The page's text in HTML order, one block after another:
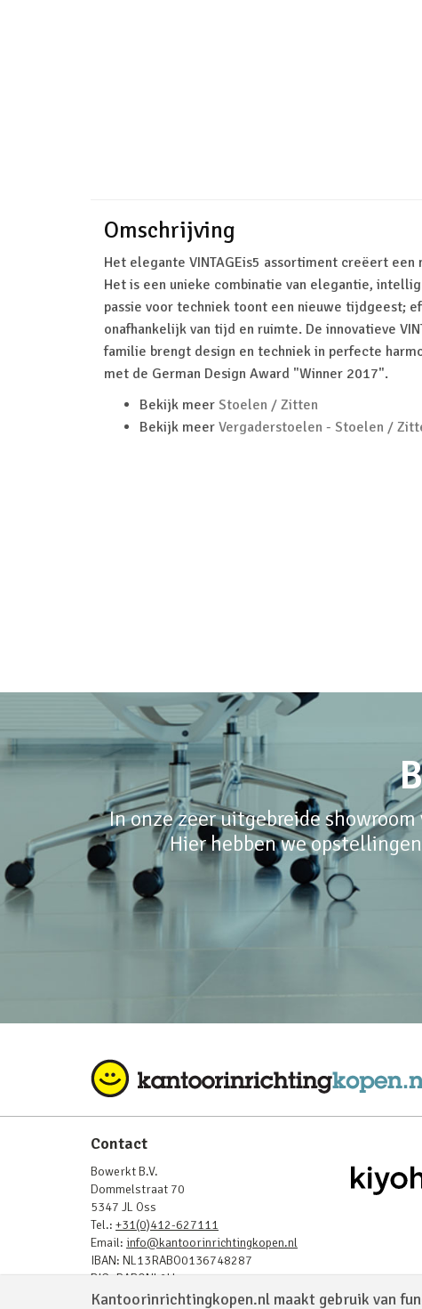
Kantoorinrichtingkopen.nl maakt gebruik van
Omschrijving
Het elegante VINTAGEis5 assortiment creëert
Het is een unieke combinatie van elegantie,
passie voor techniek toont een nieuwe tijdgeest;
onafhankelijk van tijd en ruimte. De innovatieve
familie brengt design en techniek in perfecte
met de German Design Award "Winner 2017".
Bekijk meer Stoelen / Zitten
Bekijk meer Vergaderstoelen - Stoelen /
In onze zeer uitgebreide
Hier hebben we
Contact
Bowerkt B.V.
Dommelstraat 70
5347 JL Oss
Tel.: +31(0)412-627111
Email: info@kantoorinrichtingkopen.nl
IBAN: NL13RABO0136748287
BIC: RABONL2U
BTW: NL819843908B01